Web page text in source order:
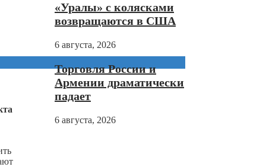
«Уралы» с колясками
возвращаются в США
6 августа, 2026
Торговля России и
Армении драматически
падает
6 августа, 2026